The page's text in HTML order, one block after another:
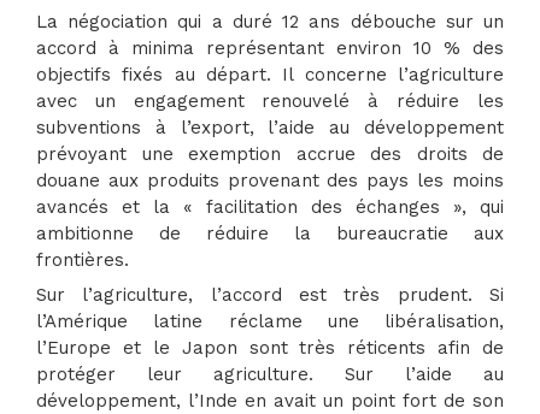
La négociation qui a duré 12 ans débouche sur un
accord à minima représentant environ 10 % des
objectifs fixés au départ. Il concerne l’agriculture
avec un engagement renouvelé à réduire les
subventions à l’export, l’aide au développement
prévoyant une exemption accrue des droits de
douane aux produits provenant des pays les moins
avancés et la « facilitation des échanges », qui
ambitionne de réduire la bureaucratie aux
frontières.
Sur l’agriculture, l’accord est très prudent. Si
l’Amérique latine réclame une libéralisation,
l’Europe et le Japon sont très réticents afin de
protéger leur agriculture. Sur l’aide au
développement, l’Inde en avait un point fort de son